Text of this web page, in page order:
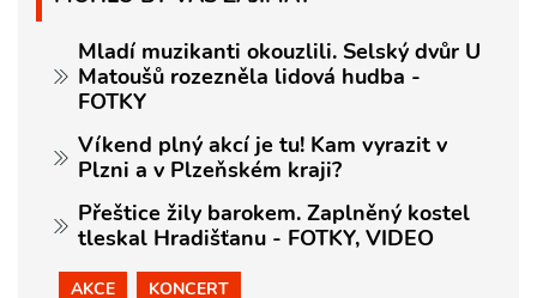
Mladí muzikanti okouzlili. Selský dvůr U
Matoušů rozezněla lidová hudba -
FOTKY
Víkend plný akcí je tu! Kam vyrazit v
Plzni a v Plzeňském kraji?
Přeštice žily barokem. Zaplněný kostel
tleskal Hradišťanu - FOTKY, VIDEO
AKCE KONCERT